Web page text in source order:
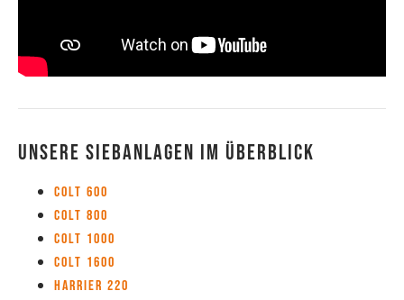
Unsere Siebanlagen im Überblick
Colt 600
Colt 800
Colt 1000
Colt 1600
Harrier 220